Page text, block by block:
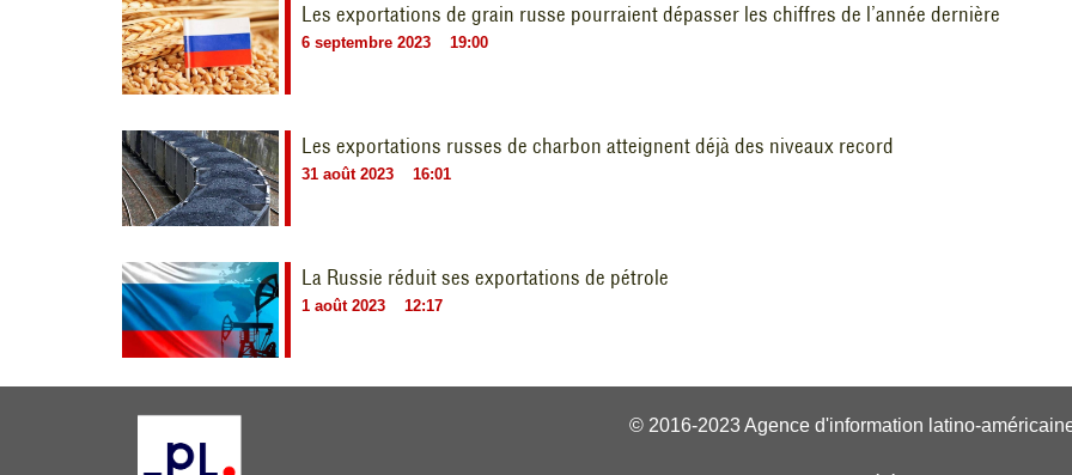
Les exportations de grain russe pourraient dépasser les chiffres de l’année dernière
6 septembre 2023 19:00
Les exportations russes de charbon atteignent déjà des niveaux record
31 août 2023 16:01
La Russie réduit ses exportations de pétrole
1 août 2023 12:17
© 2016-2023 Agence d'information latino-